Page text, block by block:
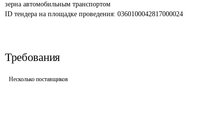
зерна автомобильным транспортом
ID тендера на площадке проведения: 0360100042817000024
Требования
Несколько поставщиков